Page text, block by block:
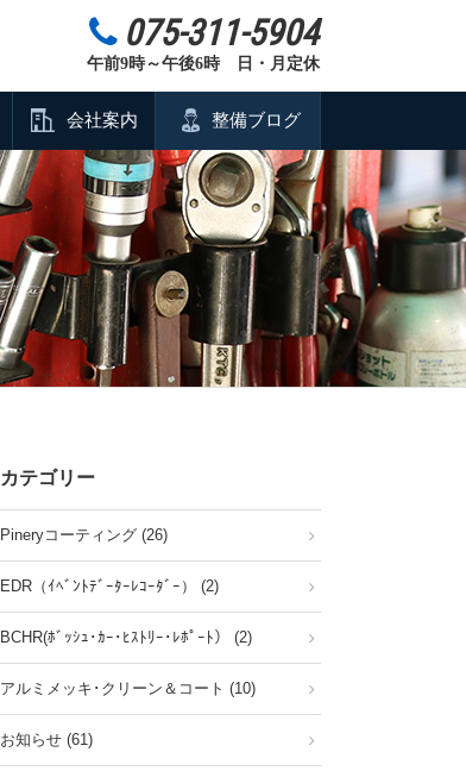
075-311-5904
午前9時～午後6時 日・月定休
会社案内 整備ブログ
カテゴリー
Pineryコーティング (26)
EDR（ｲﾍﾞﾝﾄﾃﾞｰﾀｰﾚｺｰﾀﾞｰ） (2)
BCHR(ﾎﾞｯｼｭ･ｶｰ･ﾋｽﾄﾘｰ･ﾚﾎﾟｰﾄ） (2)
アルミメッキ･クリーン＆コート (10)
お知らせ (61)